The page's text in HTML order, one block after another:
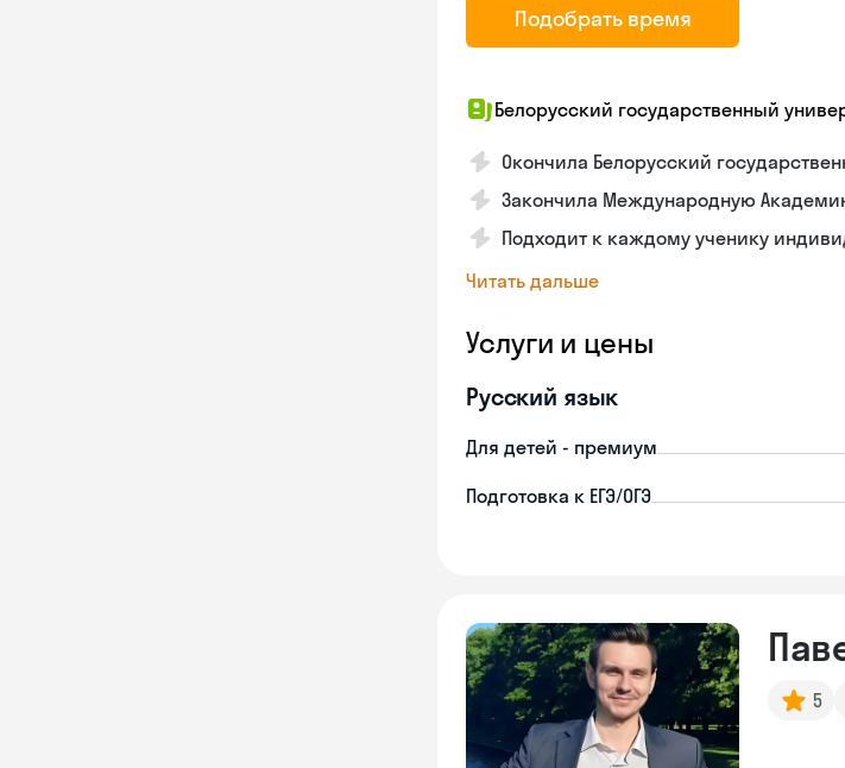
Подобрать время
Белорусский государственный
Окончила Белорусский
Закончила Международную Академию
Подходит к каждому ученику
Читать дальше
Услуги и цены
Русский язык
Для детей - премиум
Подготовка к ЕГЭ/ОГЭ
5